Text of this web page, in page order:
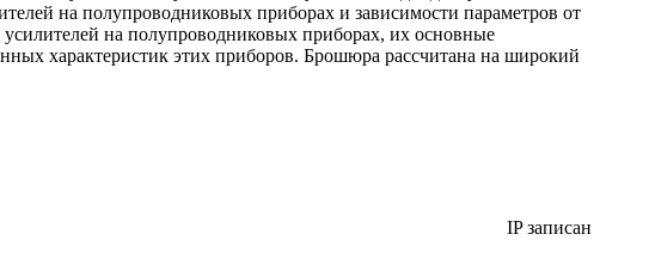
на полупроводниковых приборах и зависимости параметров от
на полупроводниковых приборах, их основные
характеристик этих приборов. Брошюра рассчитана на широкий
IP записан